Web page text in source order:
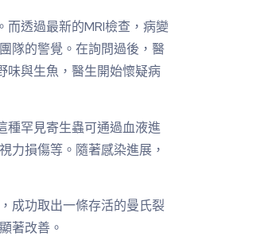
透過最新的MRI檢查，病變
隊的警覺。在詢問過後，醫
味與生魚，醫生開始懷疑病
種罕見寄生蟲可通過血液進
力損傷等。隨著感染進展，
成功取出一條存活的曼氏裂
著改善。